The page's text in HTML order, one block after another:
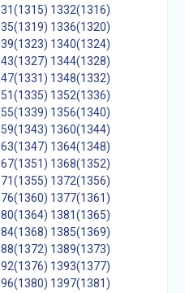
1332(1316)
1336(1320)
1340(1324)
1344(1328)
1348(1332)
1352(1336)
1356(1340)
1360(1344)
1364(1348)
1368(1352)
1372(1356)
1377(1361)
1381(1365)
1385(1369)
1389(1373)
1393(1377)
1397(1381)